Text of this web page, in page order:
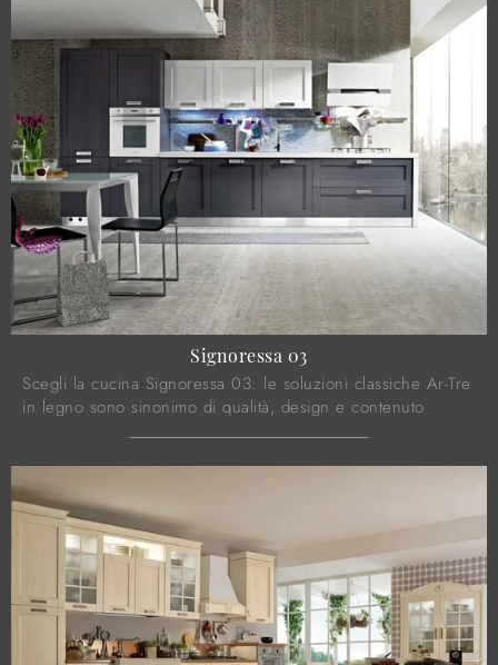
Signoressa 03
Scegli la cucina Signoressa 03: le soluzioni classiche Ar-Tre
in legno sono sinonimo di qualità, design e contenuto